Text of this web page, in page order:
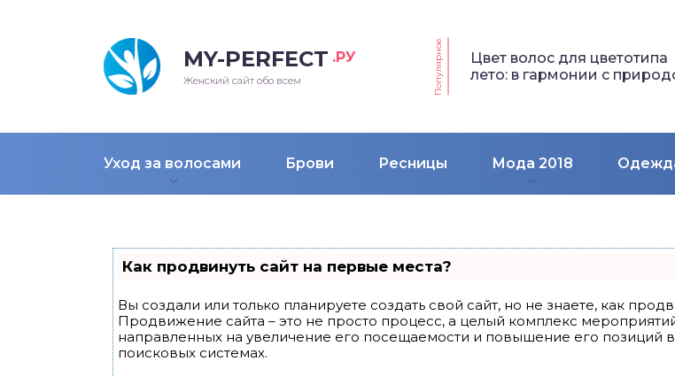
MY-PERFECT .РУ
Женский сайт обо всем Популярное
Цвет волос для цветотипа
лето: в гармонии с
Уход за волосами Брови Ресницы Мода 2018
Как продвинуть сайт на первые места?
Вы создали или только планируете создать свой сайт, но не знаете, как
Продвижение сайта – это не просто процесс, а целый комплекс
направленных на увеличение его посещаемости и повышение его позиций в
поисковых системах.
прически 2018
стрижки 2018